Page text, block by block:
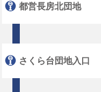
都営長房北団地
さくら台団地入口